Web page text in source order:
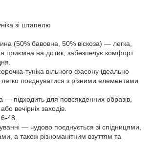
зі штапелю
(50% бавовна, 50% віскоза) — легка,
приємна на дотик, забезпечує комфорт
туніка вільного фасону ідеально
легко поєднуватися з різними елементами
— підходить для повсякденних образів,
вечірніх заходів.
48.
— чудово поєднується зі спідницями,
а також різноманітним взуттям та